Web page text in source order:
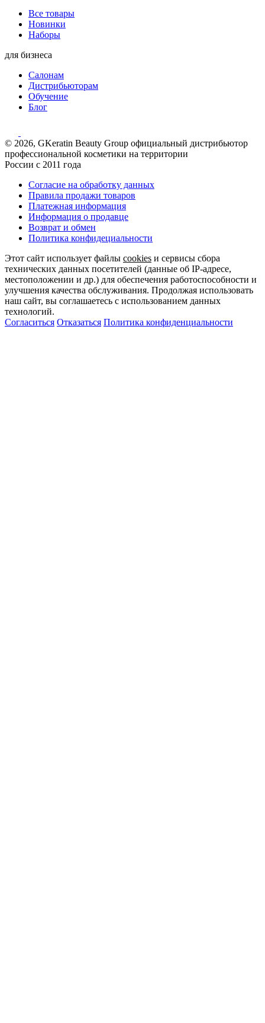
Все товары
Новинки
Наборы
для бизнеса
Салонам
Дистрибьюторам
Обучение
Блог
© 2026, GKeratin Beauty Group официальный дистрибьютор
профессиональной косметики на территории
России с 2011 года
Согласие на обработку данных
Правила продажи товаров
Платежная информация
Информация о продавце
Возврат и обмен
Политика конфидециальности
Этот сайт использует файлы cookies и сервисы сбора
технических данных посетителей (данные об IP-адресе,
местоположении и др.) для обеспечения работоспособности и
улучшения качества обслуживания. Продолжая использовать
наш сайт, вы соглашаетесь с использованием данных
технологий.
Согласиться Отказаться Политика конфиденциальности